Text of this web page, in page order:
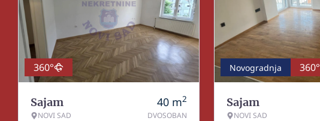
360°
Sajam
NOVI SAD
40 m2
DVOSOBAN
Novogradnja 360°
Sajam
NOVI SAD